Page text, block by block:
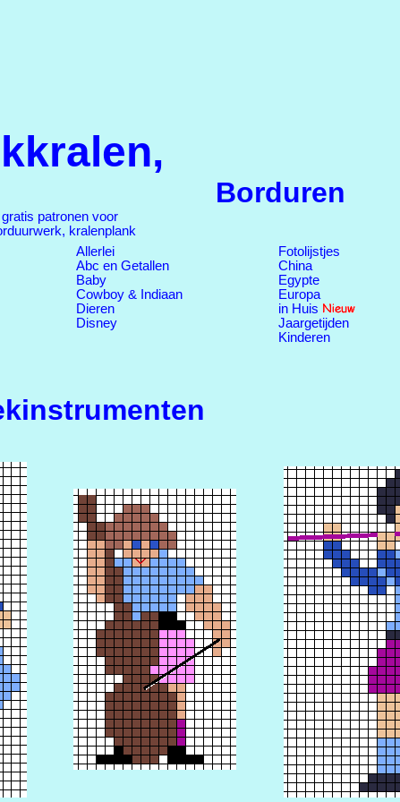
Borduren
gratis patronen voor
kralenplank
Allerlei
Abc en Getallen
Baby
Cowboy & Indiaan
Dieren
Disney
Fotolijstjes
China
Egypte
Europa
in Huis
Jaargetijden
Kinderen